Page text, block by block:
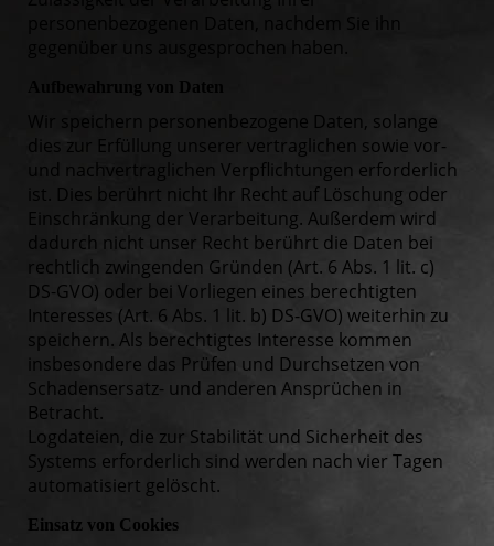
personenbezogenen Daten, nachdem Sie ihn
gegenüber uns ausgesprochen haben.
Wir speichern personenbezogene Daten, solange
dies zur Erfüllung unserer vertraglichen sowie vor-
und nachvertraglichen Verpflichtungen erforderlich
ist. Dies berührt nicht Ihr Recht auf Löschung oder
Einschränkung der Verarbeitung. Außerdem wird
dadurch nicht unser Recht berührt die Daten bei
rechtlich zwingenden Gründen (Art. 6 Abs. 1 lit. c)
DS-GVO) oder bei Vorliegen eines berechtigten
Interesses (Art. 6 Abs. 1 lit. b) DS-GVO) weiterhin zu
speichern. Als berechtigtes Interesse kommen
insbesondere das Prüfen und Durchsetzen von
Schadensersatz- und anderen Ansprüchen in
Betracht.
Logdateien, die zur Stabilität und Sicherheit des
Systems erforderlich sind werden nach vier Tagen
automatisiert gelöscht.
Einsatz von Cookies